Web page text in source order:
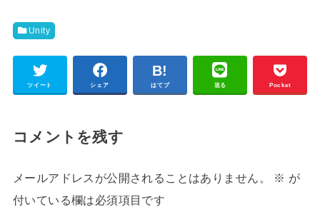
Unity
ツイート シェア はてブ 送る Pocket
コメントを残す
メールアドレスが公開されることはありません。 ※ が
付いている欄は必須項目です